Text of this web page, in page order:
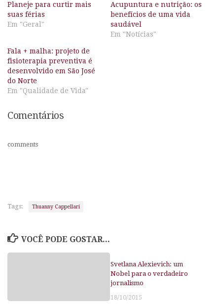
Planeje para curtir mais
suas férias
Em "Geral"
Acupuntura e nutrição: os
benefícios de uma vida
saudável
Em "Notícias"
Fala + malha: projeto de
fisioterapia preventiva é
desenvolvido em São José
do Norte
Em "Qualidade de Vida"
Comentários
comments
Tags: Thuanny Cappellari
VOCÊ PODE GOSTAR...
Svetlana Alexievich: um
Nobel para o verdadeiro
jornalismo
18/10/2015